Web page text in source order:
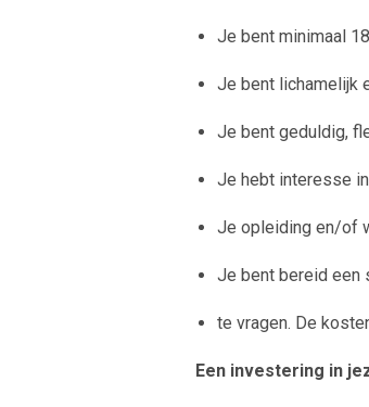
Je bent minimaal
Je bent lichamelijk
Je bent geduldig,
Je hebt interesse
Je opleiding en/of
Je bent bereid een
te vragen. De
Een investering in